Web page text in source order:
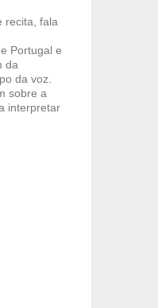
recita, fala
Portugal e
da
da voz.
sobre a
interpretar